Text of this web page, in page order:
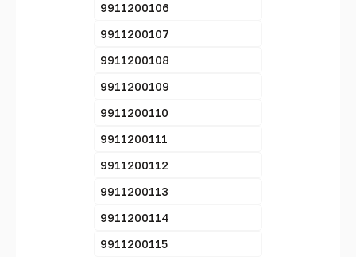
9911200106
9911200107
9911200108
9911200109
9911200110
9911200111
9911200112
9911200113
9911200114
9911200115